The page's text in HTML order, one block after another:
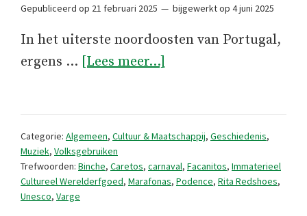
Gepubliceerd op 21 februari 2025 bijgewerkt op 4 juni 2025
In het uiterste noordoosten van Portugal,
ergens … [Lees meer...]
Portugal
Categorie: Algemeen, Cultuur & Maatschappij, Geschiedenis,
Muziek, Volksgebruiken
Trefwoorden: Binche, Caretos, carnaval, Facanitos, Immaterieel
Cultureel Werelderfgoed, Marafonas, Podence, Rita Redshoes,
Unesco, Varge